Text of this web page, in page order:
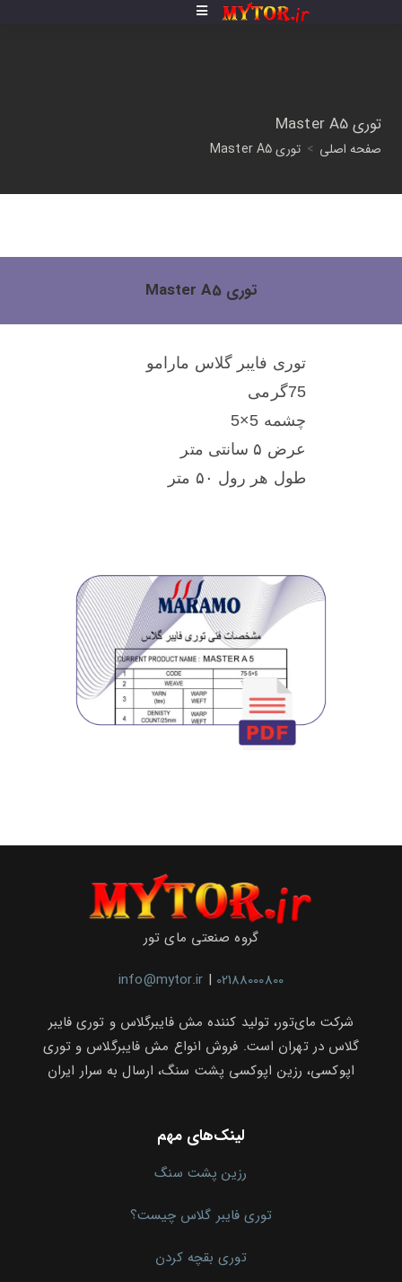
توری Master A5
صفحه اصلی > توری Master A5
توری Master A5
توری فایبر گلاس مارامو
75گرمی
چشمه 5×5
عرض ۵ سانتی متر
طول هر رول ۵۰ متر
گروه صنعتی مای تور
info@mytor.ir | 02188000800
شرکت مای‌تور، تولید کننده مش فایبرگلاس و توری فایبر
گلاس در تهران است. فروش انواع مش فایبرگلاس و توری
اپوکسی، رزین اپوکسی پشت سنگ، ارسال به سرار ایران
لینک‌های مهم
رزین پشت سنگ
توری فایبر گلاس چیست؟
توری بقچه کردن